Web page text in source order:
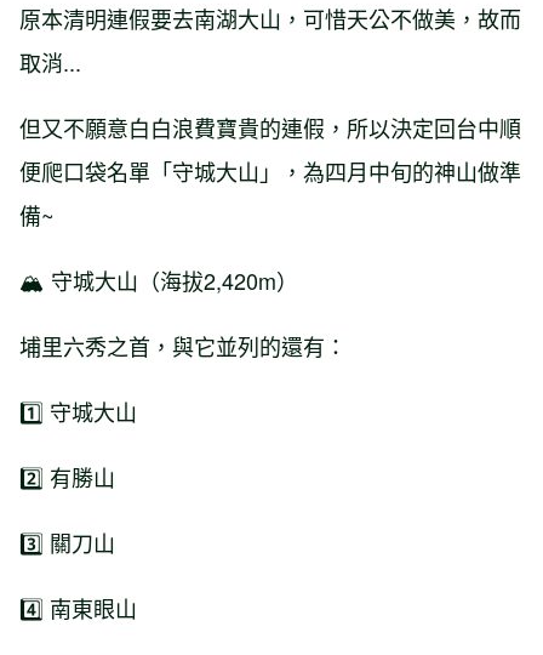
原本清明連假要去南湖大山，可惜天公不做美，故而
取消...
但又不願意白白浪費寶貴的連假，所以決定回台中順
便爬口袋名單「守城大山」，為四月中旬的神山做準
備~
🏔️ 守城大山（海拔2,420m）
埔里六秀之首，與它並列的還有：
1️⃣ 守城大山
2️⃣ 有勝山
3️⃣ 關刀山
4️⃣ 南東眼山